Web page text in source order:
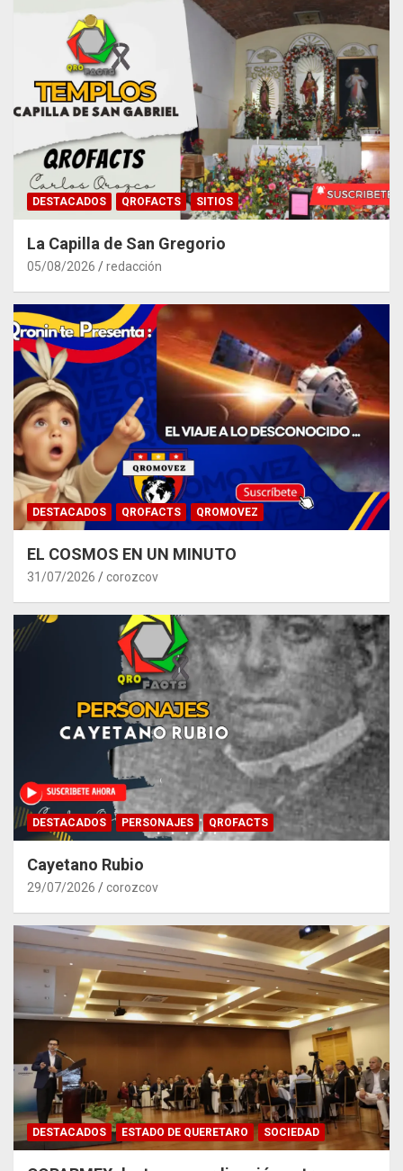
DESTACADOS QROFACTS SITIOS
La Capilla de San Gregorio
05/08/2026 redacción
DESTACADOS QROFACTS QROMOVEZ
EL COSMOS EN UN MINUTO
31/07/2026 corozcov
DESTACADOS PERSONAJES QROFACTS
Cayetano Rubio
29/07/2026 corozcov
DESTACADOS ESTADO DE QUERETARO SOCIEDAD